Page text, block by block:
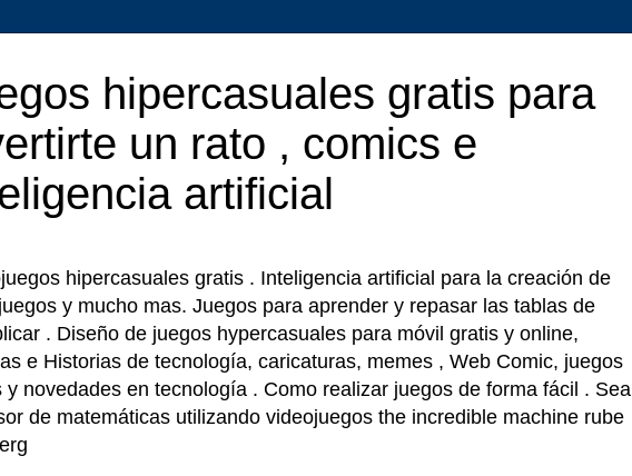
hipercasuales gratis para
un rato , comics e
artificial
hipercasuales gratis . Inteligencia artificial para la creación de
y mucho mas. Juegos para aprender y repasar las tablas de
. Diseño de juegos hypercasuales para móvil gratis y online,
e Historias de tecnología, caricaturas, memes , Web Comic, juegos
y novedades en tecnología . Como realizar juegos de forma fácil . Sea
de matemáticas utilizando videojuegos the incredible machine rube